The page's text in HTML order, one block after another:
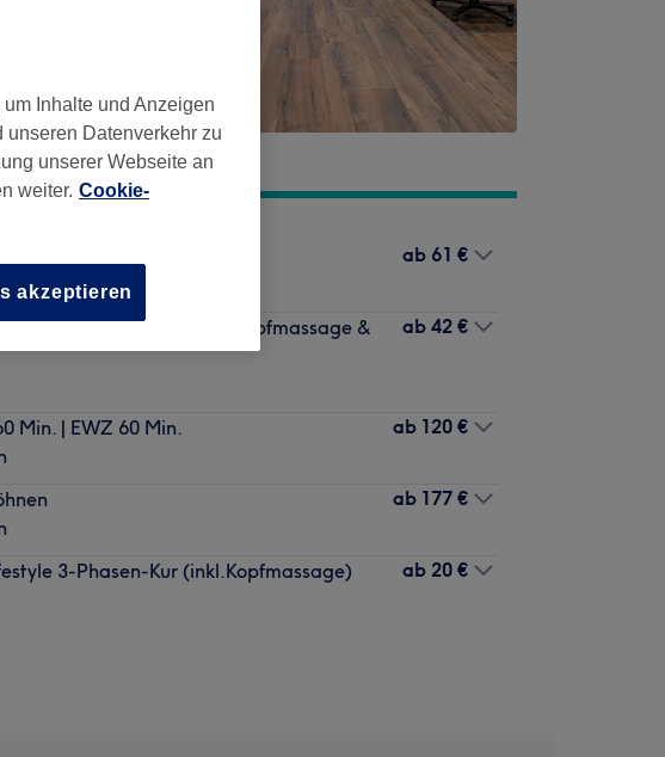
ab 61 €
Eigth Weeks Treatment, Kopfmassage &
ab 42 €
Min. | EWZ 60 Min.
ab 120 €
ab 177 €
3-Phasen-Kur (inkl.Kopfmassage)
ab 20 €
Inhalte und Anzeigen
Datenverkehr zu
unserer Webseite an
weiter. Cookie-
akzeptieren